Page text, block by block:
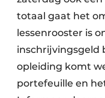
totaal gaat het
lessenrooster is
inschrijvingsgeld
opleiding komt
portefeuille en